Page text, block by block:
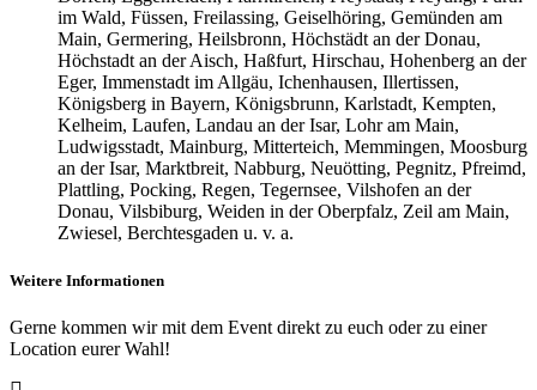
im Wald, Füssen, Freilassing, Geiselhöring, Gemünden am
Main, Germering, Heilsbronn, Höchstädt an der Donau,
Höchstadt an der Aisch, Haßfurt, Hirschau, Hohenberg an der
Eger, Immenstadt im Allgäu, Ichenhausen, Illertissen,
Königsberg in Bayern, Königsbrunn, Karlstadt, Kempten,
Kelheim, Laufen, Landau an der Isar, Lohr am Main,
Ludwigsstadt, Mainburg, Mitterteich, Memmingen, Moosburg
an der Isar, Marktbreit, Nabburg, Neuötting, Pegnitz, Pfreimd,
Plattling, Pocking, Regen, Tegernsee, Vilshofen an der
Donau, Vilsbiburg, Weiden in der Oberpfalz, Zeil am Main,
Zwiesel, Berchtesgaden u. v. a.
Weitere Informationen
Gerne kommen wir mit dem Event direkt zu euch oder zu einer
Location eurer Wahl!